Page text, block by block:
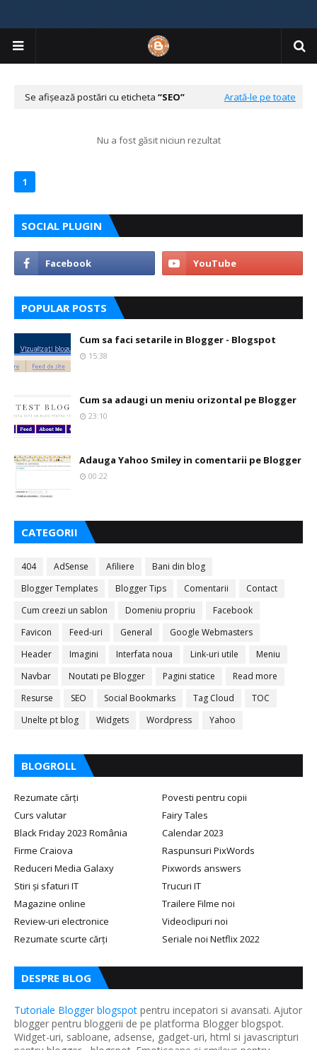
Se afișează postări cu eticheta SEO Arată-le pe toate
Nu a fost găsit niciun rezultat
1
SOCIAL PLUGIN
POPULAR POSTS
Cum sa faci setarile in Blogger - Blogspot
15:38
Cum sa adaugi un meniu orizontal pe Blogger
23:10
Adauga Yahoo Smiley in comentarii pe Blogger
00:22
CATEGORII
404 AdSense Afiliere
Bani din blog
Blogger Templates
Blogger Tips Comentarii
Contact
Cum creezi un sablon
Domeniu propriu
Facebook
Favicon
Feed-uri General
Google Webmasters
Header
Imagini Interfata noua Link-uri utile
Meniu
Navbar
Noutati pe Blogger Pagini statice
Read more
Resurse
SEO Social Bookmarks Tag Cloud
TOC
Unelte pt blog
Widgets Wordpress Yahoo
BLOGROLL
Rezumate cărți
Povesti pentru copii
Curs valutar
Fairy Tales
Black Friday 2023 România
Calendar 2023
Firme Craiova
Raspunsuri PixWords
Reduceri Media Galaxy
Pixwords answers
Stiri și sfaturi IT
Trucuri IT
Magazine online
Trailere Filme noi
Review-uri electronice
Videoclipuri noi
Rezumate scurte cărți
Seriale noi Netflix 2022
DESPRE BLOG
Tutoriale Blogger blogspot pentru incepatori si avansati. Ajutor
blogger pentru bloggerii de pe platforma Blogger blogspot.
Widget-uri, sabloane, adsense, gadget-uri, html si javascripturi